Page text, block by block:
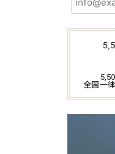
全国一